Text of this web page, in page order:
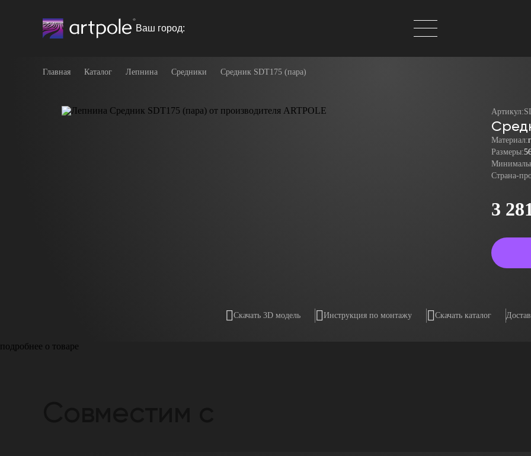
Ваш город:
Главная Каталог Лепнина Средники Средник SDT175 (пара)
Артикул:
Материал:
Размеры:
Страна-
3
Скачать 3D модель Инструкция по монтажу Скачать каталог
подробнее о товаре